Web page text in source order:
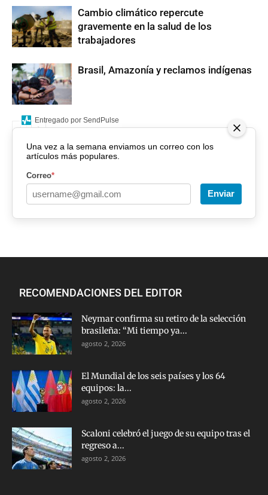
Cambio climático repercute
gravemente en la salud de los
trabajadores
Brasil, Amazonía y reclamos indígenas
Una vez a la semana enviamos un correo con los
artículos más populares.
Correo*
Enviar
Entregado por SendPulse
RECOMENDACIONES DEL EDITOR
Neymar confirma su retiro de la selección
brasileña: “Mi tiempo ya...
agosto 2, 2026
El Mundial de los seis países y los 64
equipos: la...
agosto 2, 2026
Scaloni celebró el juego de su equipo tras el
regreso a...
agosto 2, 2026